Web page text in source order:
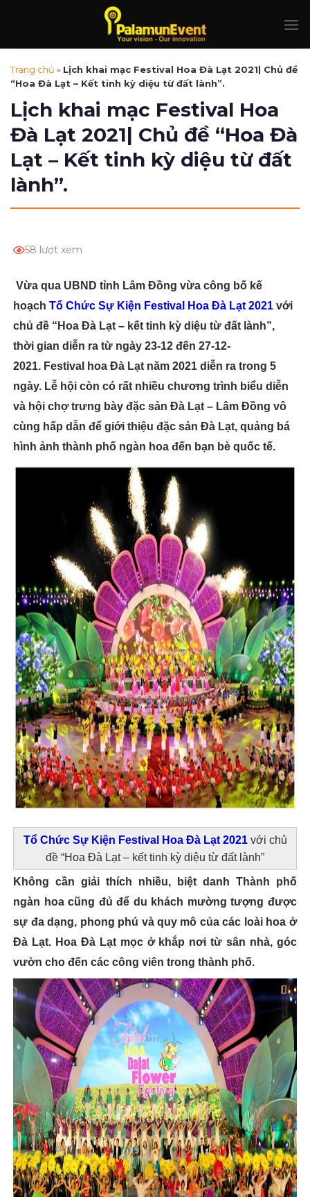
Trang chủ » Lịch khai mạc Festival Hoa Đà Lạt 2021| Chủ đề
“Hoa Đà Lạt – Kết tinh kỳ diệu từ đất lành”.
Lịch khai mạc Festival Hoa
Đà Lạt 2021| Chủ đề “Hoa Đà
Lạt – Kết tinh kỳ diệu từ đất
lành”.
58 lượt xem
Vừa qua UBND tỉnh Lâm Đồng vừa công bố kế
hoạchTổ Chức Sự Kiện Festival Hoa Đà Lạt 2021 với
chủ đề “Hoa Đà Lạt – kết tinh kỳ diệu từ đất lành”,
thời gian diễn ra từ ngày 23-12 đến 27-12-
2021. Festival hoa Đà Lạt năm 2021 diễn ra trong 5
ngày. Lễ hội còn có rất nhiều chương trình biểu diễn
và hội chợ trưng bày đặc sản Đà Lạt – Lâm Đồng vô
cùng hấp dẫn để giới thiệu đặc sản Đà Lạt, quảng bá
hình ảnh thành phố ngàn hoa đến bạn bè quốc tế.
Tổ Chức Sự Kiện Festival Hoa Đà Lạt 2021với chủ
đề “Hoa Đà Lạt – kết tinh kỳ diệu từ đất lành”
Không cần giải thích nhiều, biệt danh Thành phố
ngàn hoa cũng đủ để du khách mường tượng được
sự đa dạng, phong phú và quy mô của các loài hoa ở
Đà Lạt. Hoa Đà Lạt mọc ở khắp nơi từ sân nhà, góc
vườn cho đến các công viên trong thành phố.